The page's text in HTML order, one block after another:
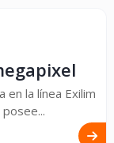
en la línea Exilim